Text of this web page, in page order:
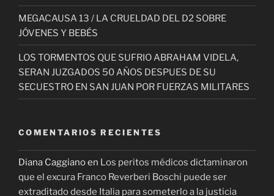
MEGACAUSA 13 / LA CRUELDAD DEL D2 SOBRE
JÓVENES Y BEBÉS
LOS TORMENTOS QUE SUFRIO ABRAHAM VIDELA,
SERAN JUZGADOS 50 AÑOS DESPUES DE SU
SECUESTRO EN SAN JUAN POR FUERZAS MILITARES
COMENTARIOS RECIENTES
Diana Caggianoen Los peritos médicos dictaminaron
que el excura Franco Reverberi Boschi puede ser
extraditado desde Italia para someterlo a la justicia